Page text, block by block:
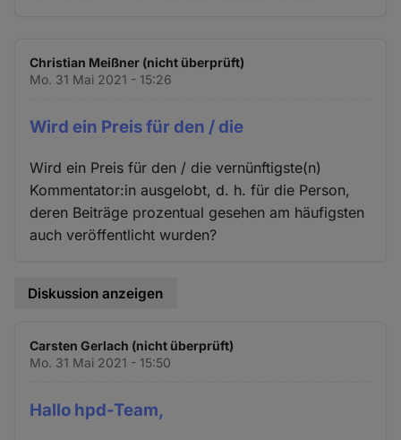
Christian Meißner (nicht überprüft)
Mo. 31 Mai 2021 - 15:26
Wird ein Preis für den / die
Wird ein Preis für den / die vernünftigste(n)
Kommentator:in ausgelobt, d. h. für die Person,
deren Beiträge prozentual gesehen am häufigsten
auch veröffentlicht wurden?
Diskussion anzeigen
Carsten Gerlach (nicht überprüft)
Mo. 31 Mai 2021 - 15:50
Hallo hpd-Team,